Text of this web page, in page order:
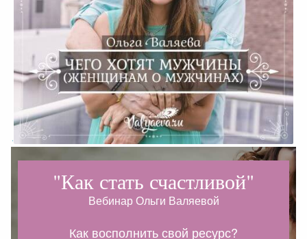
Чего хотят мужчины (Женщинам о
мужчинах)
"Как стать счастливой"
Вебинар Ольги Валяевой
Как работать с состояниями?
В чем особенность женской природы?